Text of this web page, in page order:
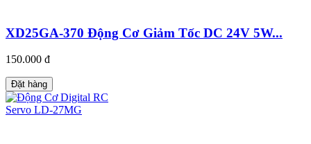
XD25GA-370 Động Cơ Giảm Tốc DC 24V 5W...
150.000 đ
Đặt hàng